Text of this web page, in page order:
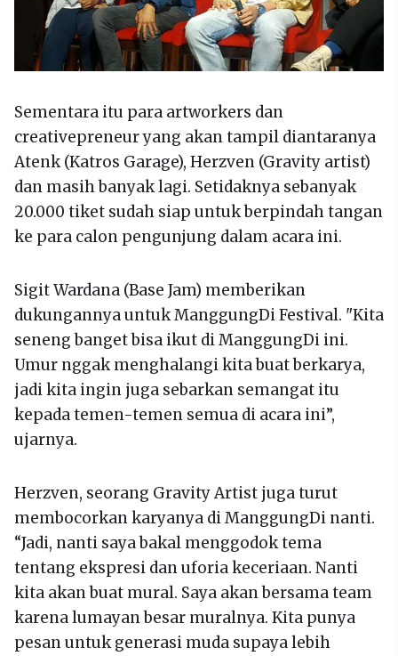
Sementara itu para artworkers dan
creativepreneur yang akan tampil diantaranya
Atenk (Katros Garage), Herzven (Gravity artist)
dan masih banyak lagi. Setidaknya sebanyak
20.000 tiket sudah siap untuk berpindah tangan
ke para calon pengunjung dalam acara ini.
Sigit Wardana (Base Jam) memberikan
dukungannya untuk ManggungDi Festival. "Kita
seneng banget bisa ikut di ManggungDi ini.
Umur nggak menghalangi kita buat berkarya,
jadi kita ingin juga sebarkan semangat itu
kepada temen-temen semua di acara ini”,
ujarnya.
Herzven, seorang Gravity Artist juga turut
membocorkan karyanya di ManggungDi nanti.
“Jadi, nanti saya bakal menggodok tema
tentang ekspresi dan uforia keceriaan. Nanti
kita akan buat mural. Saya akan bersama team
karena lumayan besar muralnya. Kita punya
pesan untuk generasi muda supaya lebih